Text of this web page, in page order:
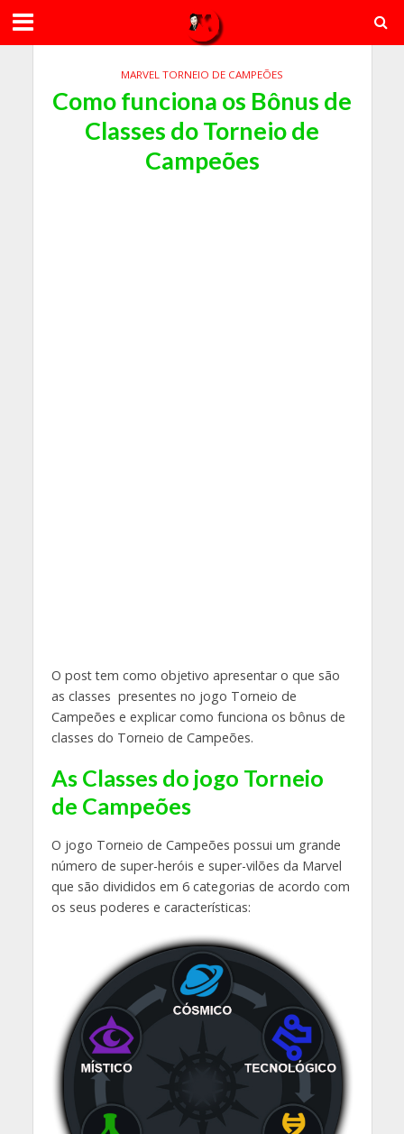
MARVEL TORNEIO DE CAMPEÕES
Como funciona os Bônus de
Classes do Torneio de
Campeões
O post tem como objetivo apresentar o que são
as classes presentes no jogo Torneio de
Campeões e explicar como funciona os bônus de
classes do Torneio de Campeões.
As Classes do jogo Torneio
de Campeões
O jogo Torneio de Campeões possui um grande
número de super-heróis e super-vilões da Marvel
que são divididos em 6 categorias de acordo com
os seus poderes e características: